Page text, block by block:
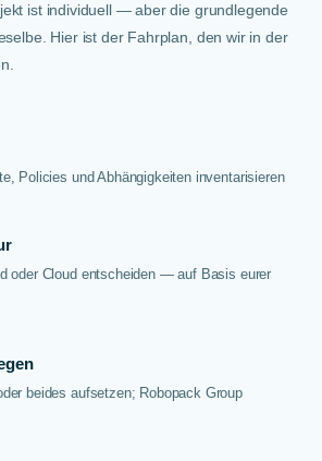
ist individuell — aber die grundlegende
Hier ist der Fahrplan, den wir in der
Policies und Abhängigkeiten inventarisieren
oder Cloud entscheiden — auf Basis eurer
beides aufsetzen; Robopack Group